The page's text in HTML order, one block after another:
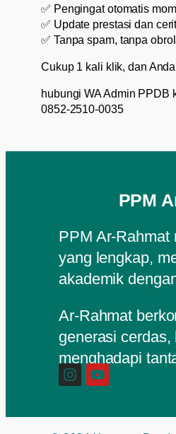
✅ Pengingat otomatis
✅ Update prestasi dan
✅ Tanpa spam, tanpa
Cukup 1 kali klik, dan
hubungi WA Admin PPDB
0852-2510-0035
PPM
PPM Ar-Rahmat
yang lengkap,
akademik
Ar-Rahmat
generasi
menghadapi